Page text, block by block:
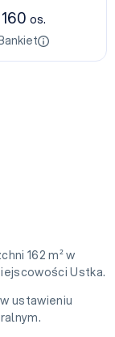
160 os.
162 m² w
Ustka.
ustawieniu